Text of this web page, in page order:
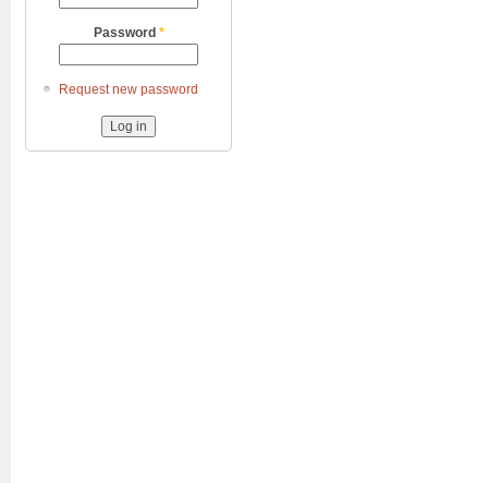
Password *
Request new password